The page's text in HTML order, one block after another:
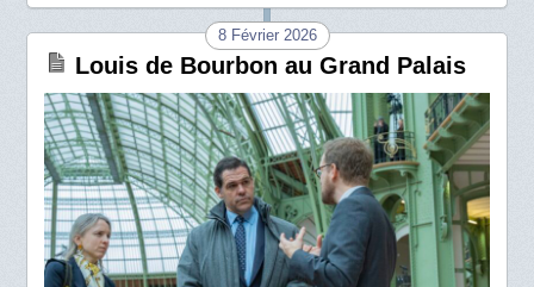
8 Février 2026
Louis de Bourbon au Grand Palais